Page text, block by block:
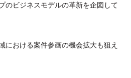
のビジネスモデルの革新を企図して
における案件参画の機会拡大も狙え